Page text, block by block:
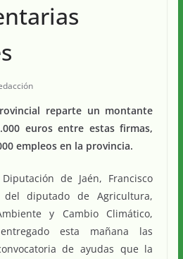
reparte un montante
euros entre estas firmas,
empleos en la provincia.
de Jaén, Francisco
del diputado de Agricultura,
y Cambio Climático,
esta mañana las
de ayudas que la